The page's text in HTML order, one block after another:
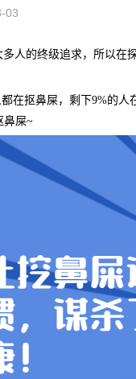
03
人的终级追求，所以在
在抠鼻屎，剩下9%的
鼻屎~